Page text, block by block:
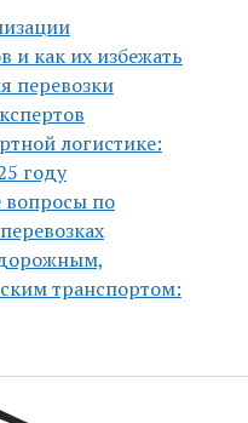
и как их избежать
перевозки
логистике:
году
вопросы по
транспортом: